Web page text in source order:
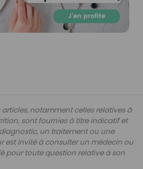
notamment celles relatives à
sont fournies à titre indicatif et
un traitement ou une
est invité à consulter un médecin ou
pour toute question relative à son